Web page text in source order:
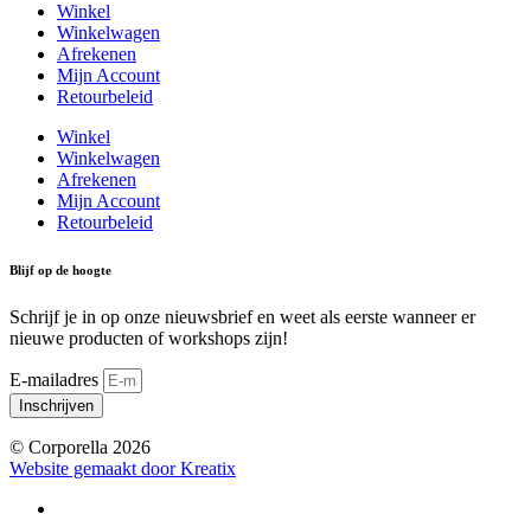
Winkel
Winkelwagen
Afrekenen
Mijn Account
Retourbeleid
Winkel
Winkelwagen
Afrekenen
Mijn Account
Retourbeleid
Blijf op de hoogte
Schrijf je in op onze nieuwsbrief en weet als eerste wanneer er
nieuwe producten of workshops zijn!
E-mailadres
Inschrijven
© Corporella 2026
Website gemaakt door Kreatix